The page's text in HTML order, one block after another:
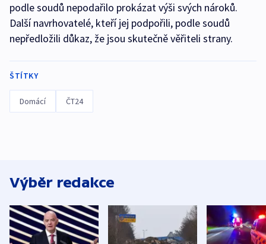
podle soudů nepodařilo prokázat výši svých nároků.
Další navrhovatelé, kteří jej podpořili, podle soudů
nepředložili důkaz, že jsou skutečně věřiteli strany.
ŠTÍTKY
Domácí ČT24
Výběr redakce